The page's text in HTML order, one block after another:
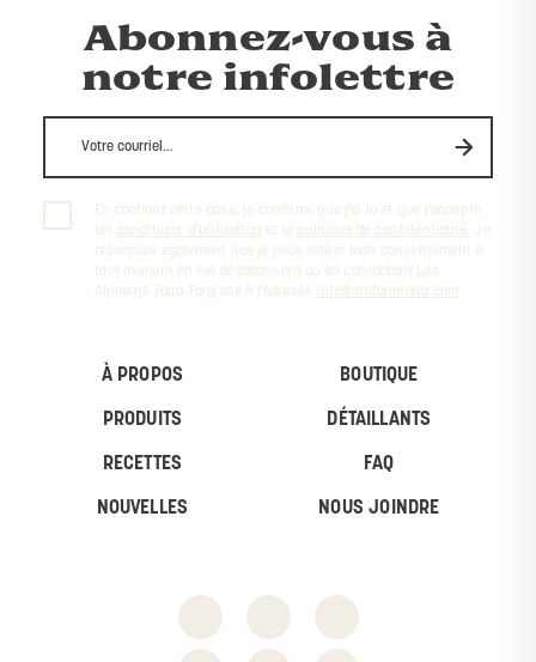
À PROPOS BOUTIQUE
PRODUITS DÉTAILLANTS
RECETTES FAQ
NOUVELLES NOUS JOINDRE
Abonnez-vous à
notre infolettre
En cochant cette case, je confirme que j’ai lu et que j’accepte
les conditions d’utilisation et la politique de confidentialité
. Je
reconnais également que je peux retirer mon consentement à
tout moment en me désabonnant ou en contactant Les
Aliments Faita-Forgione à l’adresse
info@stefanofaita.com